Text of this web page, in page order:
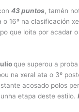
43 puntos, tamén
16º na clasificación
que loita por acadar
que superou a
na xeral ata o 3º
acosado polos
etapa deste estilo.